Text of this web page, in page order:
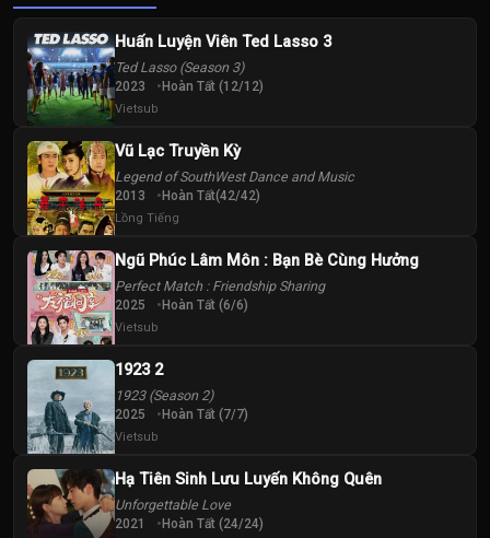
Huấn Luyện Viên Ted Lasso 3
Ted Lasso (Season 3)
2023 Hoàn Tất (12/12)
Vietsub
Vũ Lạc Truyền Kỳ
Legend of SouthWest Dance and Music
2013 Hoàn Tất(42/42)
Lồng Tiếng
Ngũ Phúc Lâm Môn : Bạn Bè Cùng Hưởng
Perfect Match : Friendship Sharing
2025 Hoàn Tất (6/6)
Vietsub
1923 2
1923 (Season 2)
2025 Hoàn Tất (7/7)
Vietsub
Hạ Tiên Sinh Lưu Luyến Không Quên
Unforgettable Love
2021 Hoàn Tất (24/24)